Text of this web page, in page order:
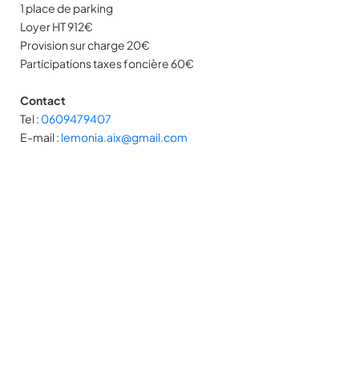
1 place de parking
Loyer HT 912€
Provision sur charge 20€
Participations taxes foncière 60€
Contact
Tel : 0609479407
E-mail : lemonia.aix@gmail.com